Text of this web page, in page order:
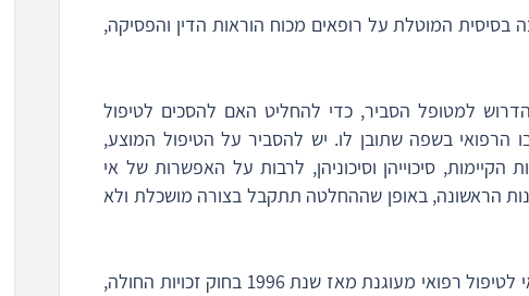
המוטלת על רופאים מכוח הוראות הדין והפסיקה,
למטופל הסביר, כדי להחליט האם להסכים לטיפול
בשפה שתובן לו. יש להסביר על הטיפול המוצע,
הקיימות, סיכוייהן וסיכוניהן, לרבות על האפשרות של אי
הראשונה, באופן שההחלטה תתקבל בצורה מושכלת ולא
החובה לקבל הסכמה מדעת של החולה כתנאי לטיפול רפואי מעוגנת מאז שנת 1996 בחוק זכויות החולה,